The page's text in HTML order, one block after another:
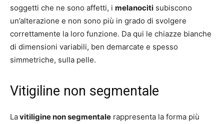
soggetti che ne sono affetti, i melanociti subiscono
un’alterazione e non sono più in grado di svolgere
correttamente la loro funzione. Da qui le chiazze bianche
di dimensioni variabili, ben demarcate e spesso
simmetriche, sulla pelle.
Vitigiline non segmentale
Lavitiligine non segmentale rappresenta la forma più